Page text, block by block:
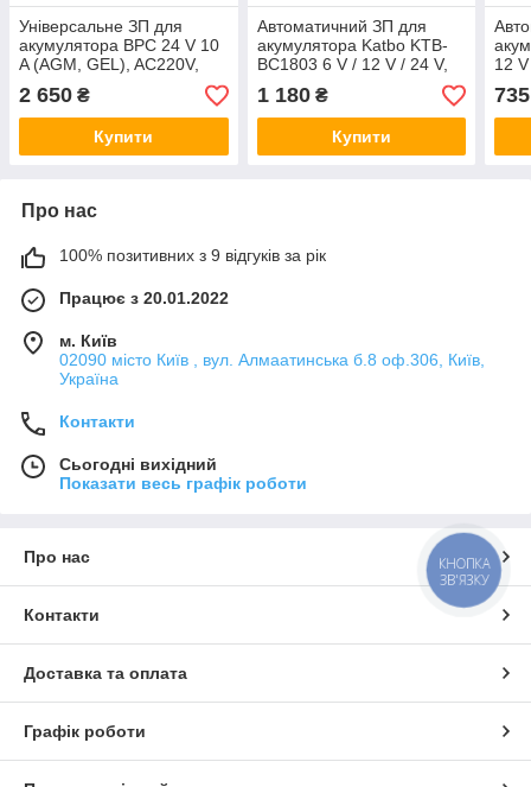
Універсальне ЗП для
акумулятора BPC 24 V 10
A (AGM, GEL), AC220V,
DC14,5, Струм заряду
24V/10A, LCD, крокодили
2 650 ₴
Купити
Автоматичний ЗП для
акумулятора Katbo KTB-
BC1803 6 V / 12 V / 24 V,
2-6 A, LCD, клеми (AGM /
GEL / Lead / MF)
1 180₴
Купити
12
0.3-
735
Про нас
100% позитивних з 9 відгуків за рік
Працює з 20.01.2022
м. Київ
02090 місто Київ , вул. Алмаатинська б.8 оф.306, Київ,
Україна
Контакти
Сьогодні вихідний
Показати весь графік роботи
Про нас
Контакти
Доставка та оплата
Графік роботи
КНОПКА
ЗВ'ЯЗКУ